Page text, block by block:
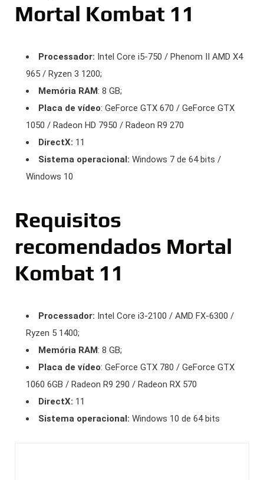
Mortal Kombat 11
Processador: Intel Core i5-750 / Phenom II AMD X4
965 / Ryzen 3 1200;
Memória RAM: 8 GB;
Placa de vídeo: GeForce GTX 670 / GeForce GTX
1050 / Radeon HD 7950 / Radeon R9 270
DirectX: 11
Sistema operacional: Windows 7 de 64 bits /
Windows 10
Requisitos
recomendados Mortal
Kombat 11
Processador: Intel Core i3-2100 / AMD FX-6300 /
Ryzen 5 1400;
Memória RAM: 8 GB;
Placa de vídeo: GeForce GTX 780 / GeForce GTX
1060 6GB / Radeon R9 290 / Radeon RX 570
DirectX: 11
Sistema operacional: Windows 10 de 64 bits